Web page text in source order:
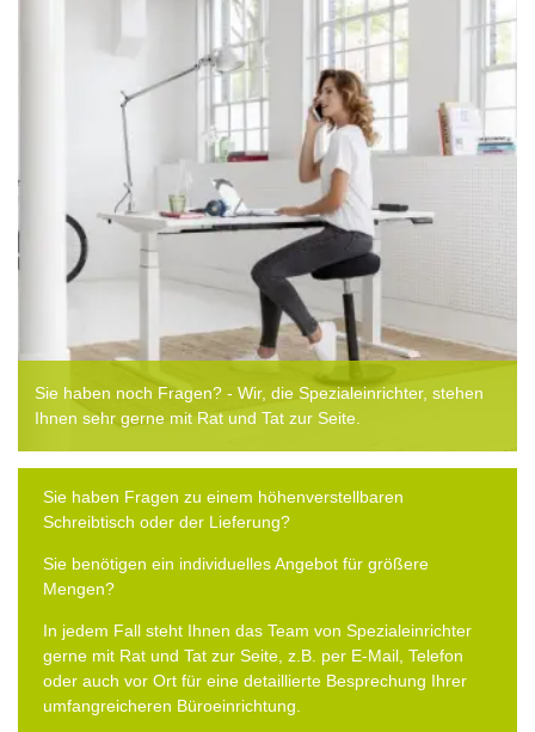
Sie haben noch Fragen? - Wir, die Spezialeinrichter, stehen
Ihnen sehr gerne mit Rat und Tat zur Seite.
Sie haben Fragen zu einem höhenverstellbaren
Schreibtisch oder der Lieferung?
Sie benötigen ein individuelles Angebot für größere
Mengen?
In jedem Fall steht Ihnen das Team von Spezialeinrichter
gerne mit Rat und Tat zur Seite, z.B. per E-Mail, Telefon
oder auch vor Ort für eine detaillierte Besprechung Ihrer
umfangreicheren Büroeinrichtung.